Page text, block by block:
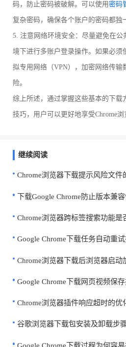
码，防止密码被破解。可以使用密码
复杂密码，确保各个账户的密码都独
5. 注意网络环境安全：尽量避免在公
境下进行多账户登录操作。如果必须
拟专用网络（VPN），加密网络传输
险。
综上所述，通过掌握这些基本的下载
技巧，用户可以更好地享受Chrome浏
继续阅读
Chrome浏览器下载提示风险文件
下载Google Chrome防止版本兼
Chrome浏览器跨标签搜索功能是
Google Chrome下载任务自动重
Chrome浏览器下载后浏览器启动
Google Chrome下载网页视频保
Chrome浏览器插件响应超时的优
谷歌浏览器下载包安装及卸载步
Google Chrome下载过程为何容